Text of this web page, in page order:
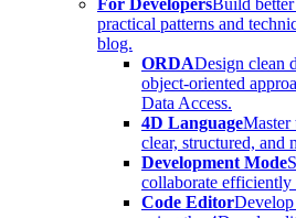
For DevelopersBuild
practical patterns and
blog.
ORDADesign clean
object-oriented
Data Access.
4D LanguageMaster
clear, structured, and
Development Mode
collaborate efficiently
Code EditorDevelop